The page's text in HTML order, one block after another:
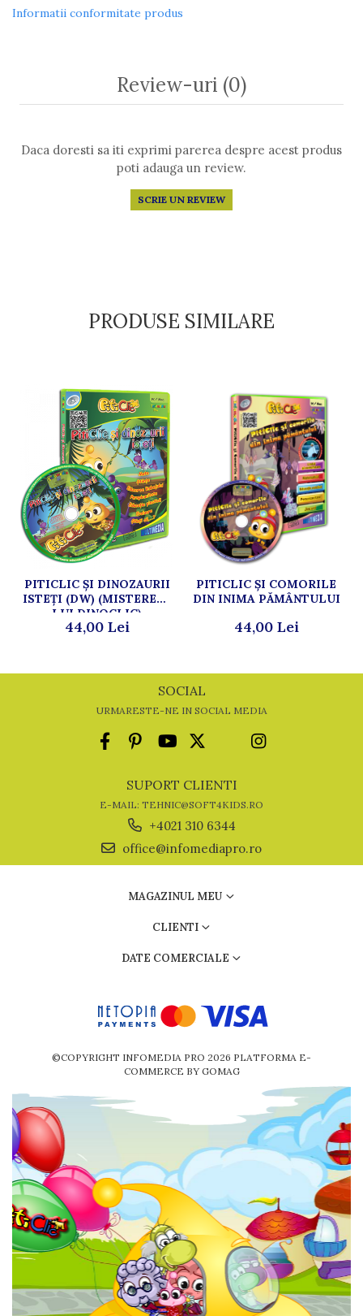
Informatii conformitate produs
Review-uri (0)
Daca doresti sa iti exprimi parerea despre acest produs
poti adauga un review.
SCRIE UN REVIEW
PRODUSE SIMILARE
PITICLIC ȘI DINOZAURII
ISTEȚI (DW) (MISTERELE
LUI DINOCLIC)
44,00 Lei
PITICLIC ŞI COMORILE
DIN INIMA PĂMÂNTULUI
44,00 Lei
SOCIAL
URMARESTE-NE IN SOCIAL MEDIA
SUPORT CLIENTI
E-MAIL: TEHNIC@SOFT4KIDS.RO
+4021 310 6344
office@infomediapro.ro
MAGAZINUL MEU
CLIENTI
DATE COMERCIALE
©COPYRIGHT INFOMEDIA PRO 2026 PLATFORMA E-
COMMERCE BY GOMAG